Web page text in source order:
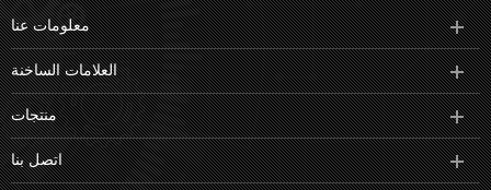
معلومات عنا
العلامات الساخنة
منتجات
اتصل بنا